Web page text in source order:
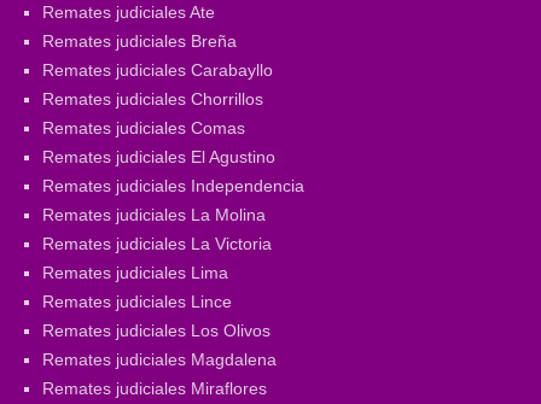
Remates judiciales Ate
Remates judiciales Breña
Remates judiciales Carabayllo
Remates judiciales Chorrillos
Remates judiciales Comas
Remates judiciales El Agustino
Remates judiciales Independencia
Remates judiciales La Molina
Remates judiciales La Victoria
Remates judiciales Lima
Remates judiciales Lince
Remates judiciales Los Olivos
Remates judiciales Magdalena
Remates judiciales Miraflores